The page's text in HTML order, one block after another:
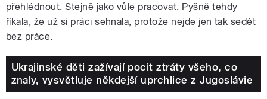
přehlédnout. Stejně jako vůle pracovat. Pyšně tehdy
říkala, že už si práci sehnala, protože nejde jen tak sedět
bez práce.
Ukrajinské děti zažívají pocit ztráty všeho, co
znaly, vysvětluje někdejší uprchlice z Jugoslávie